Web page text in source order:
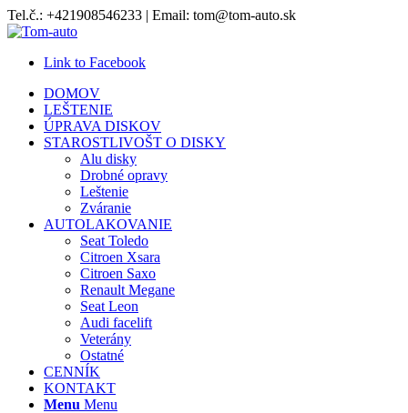
Tel.č.: +421908546233 | Email: tom@tom-auto.sk
Link to Facebook
DOMOV
LEŠTENIE
ÚPRAVA DISKOV
STAROSTLIVOŠT O DISKY
Alu disky
Drobné opravy
Leštenie
Zváranie
AUTOLAKOVANIE
Seat Toledo
Citroen Xsara
Citroen Saxo
Renault Megane
Seat Leon
Audi facelift
Veterány
Ostatné
CENNÍK
KONTAKT
Menu Menu